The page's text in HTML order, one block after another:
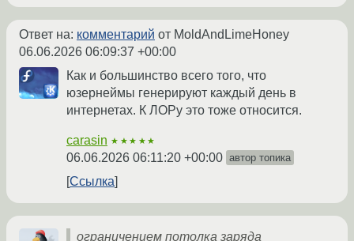
Ответ на: комментарий от MoldAndLimeHoney
06.06.2026 06:09:37 +00:00
Как и большинство всего того, что
юзернеймы генерируют каждый день в
интернетах. К ЛОРу это тоже относится.
carasin ★★★★★
06.06.2026 06:11:20 +00:00 автор топика
Ссылка
ограничением потолка заряда